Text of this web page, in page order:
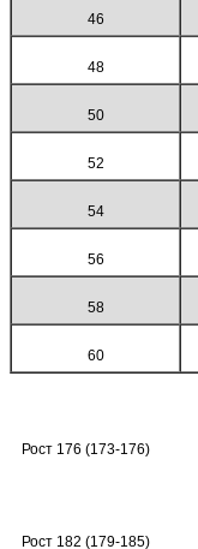
46
48
50
52
54
56
58
60
Рост 176 (173-176)
Рост 182 (179-185)